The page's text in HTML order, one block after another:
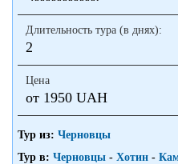
Длительность тура (в днях):
2
Цена
от 1950 UAH
Тур из: Черновцы
Тур в: Черновцы - Хотин -